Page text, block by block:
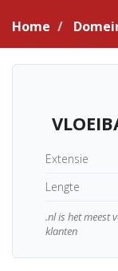
Home
Extensie
Lengte
.nl is het meest
klanten